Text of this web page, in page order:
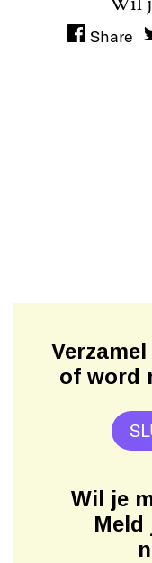
Share
of word
Wil je
Meld